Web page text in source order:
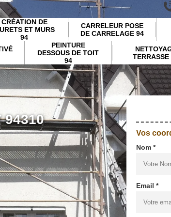
CRÉATION DE
ET MURS
94
CARRELEUR POSE
DE CARRELAGE 94
PEINTURE
DESSOUS DE TOIT
94
TERRASSE
94310
Vos
Nom *
Email *